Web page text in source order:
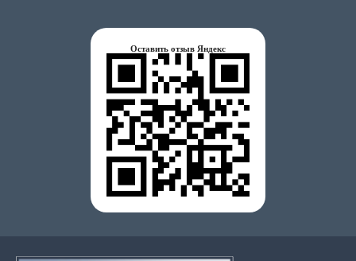
Оставить отзыв Яндекс